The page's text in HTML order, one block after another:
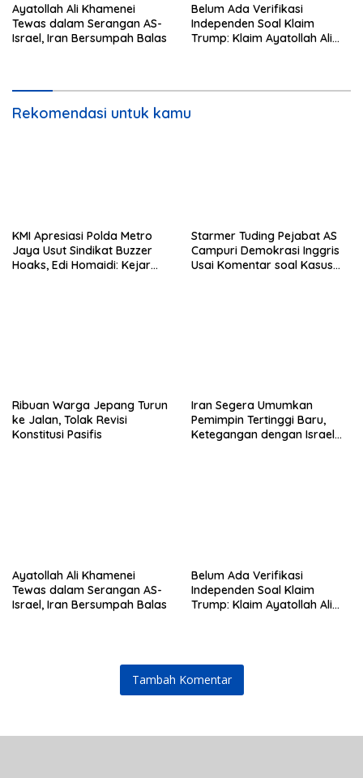
Ayatollah Ali Khamenei
Tewas dalam Serangan AS-
Israel, Iran Bersumpah Balas
Belum Ada Verifikasi
Independen Soal Klaim
Trump: Klaim Ayatollah Ali
Rekomendasi untuk kamu
KMI Apresiasi Polda Metro
Jaya Usut Sindikat Buzzer
Hoaks, Edi Homaidi: Kejar
Starmer Tuding Pejabat AS
Campuri Demokrasi Inggris
Usai Komentar soal Kasus
Ribuan Warga Jepang Turun
ke Jalan, Tolak Revisi
Konstitusi Pasifis
Iran Segera Umumkan
Pemimpin Tertinggi Baru,
Ketegangan dengan Israel
Ayatollah Ali Khamenei
Tewas dalam Serangan AS-
Israel, Iran Bersumpah Balas
Belum Ada Verifikasi
Independen Soal Klaim
Trump: Klaim Ayatollah Ali
Tambah Komentar